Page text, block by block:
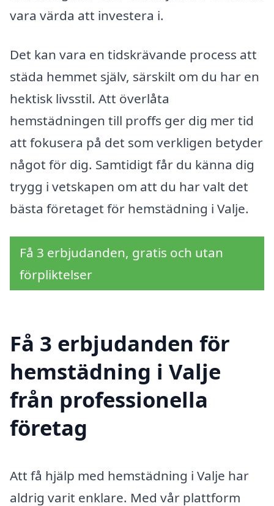
vara värda att investera i.
Det kan vara en tidskrävande process att
städa hemmet själv, särskilt om du har en
hektisk livsstil. Att överlåta
hemstädningen till proffs ger dig mer tid
att fokusera på det som verkligen betyder
något för dig. Samtidigt får du känna dig
trygg i vetskapen om att du har valt det
bästa företaget för hemstädning i Valje.
Få 3 erbjudanden, gratis och utan
förpliktelser
Få 3 erbjudanden för
hemstädning i Valje
från professionella
företag
Att få hjälp med hemstädning i Valje har
aldrig varit enklare. Med vår plattform